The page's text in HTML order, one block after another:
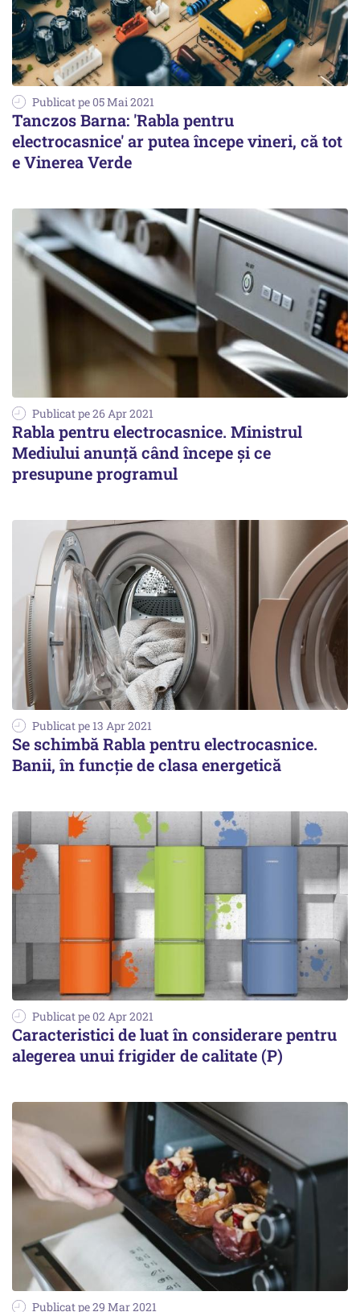
Publicat pe 05 Mai 2021
Tanczos Barna: 'Rabla pentru
electrocasnice' ar putea începe vineri, că tot
e Vinerea Verde
Publicat pe 26 Apr 2021
Rabla pentru electrocasnice. Ministrul
Mediului anunţă când începe şi ce
presupune programul
Publicat pe 13 Apr 2021
Se schimbă Rabla pentru electrocasnice.
Banii, în funcție de clasa energetică
Publicat pe 02 Apr 2021
Caracteristici de luat în considerare pentru
alegerea unui frigider de calitate (P)
Publicat pe 29 Mar 2021